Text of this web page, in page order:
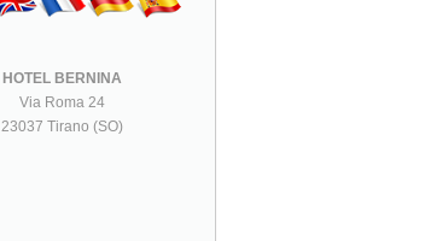
HOTEL BERNINA
Via Roma 24
23037 Tirano (SO)